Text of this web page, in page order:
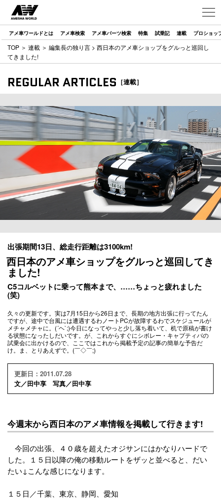
アメ車ワールドとは アメ車検索 アメ車パーツ検索 特集 試乗記 連載 プロショッ
TOP ＞ 連載 ＞ 編集長の独り言 > 西日本のアメ車ショップをグルっと巡回し
てきました!
REGULAR ARTICLES ［連載］
出張期間13日、総走行距離は3100km!
西日本のアメ車ショップをグルっと巡回してき
ました!
C5コルベットに乗って熊本まで、……ちょっと疲れました
(笑)
久々の更新です。実は7月15日から26日まで、長期の地方出張に行ってたん
ですが、途中で台風には遭遇するわノートPCが故障するわでスケジュールが
メチャメチャに。(´ヘ`;)今日になってやっと少し落ち着いて、机で原稿が書け
る状態になったしだいです。が、これからすぐにシボレー・キャプティバの
試乗会に出かけるので、ここではこれから掲載予定の記事の簡単な予告だ
け。ま、とりあえずで。(￣◇￣;)
更新日：2011.07.28
文／田中享 写真／田中享
今週末から西日本のアメ車情報を掲載して行きます!
今回の出張、４０歳を超えたオジサンにはかなりハードで
した。１５日以降の俺の移動ルートをザッと並べると、だい
たい↓こんな感じになります。
１５日／千葉、東京、静岡、愛知